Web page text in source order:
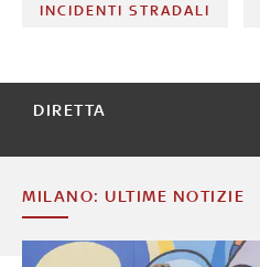
INCIDENTI STRADALI
DIRETTA
MILANO: ULTIME NOTIZIE